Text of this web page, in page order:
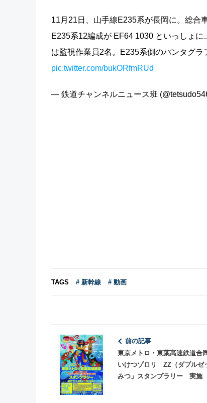
11月21日、山手線E235系が長岡に。総合
E235系12編成が EF64 1030 といっしょ
は監視作業員2名。E235系側のパンタグラ
pic.twitter.com/bukORfmRUd
— 鉄道チャンネルニュース班
TAGS # 新幹線 # 動画
前の記事
東京メトロ・東葉高速鉄道合
いけつゾロリ ZZ（ダブルゼ
みつ」スタンプラリー 実施